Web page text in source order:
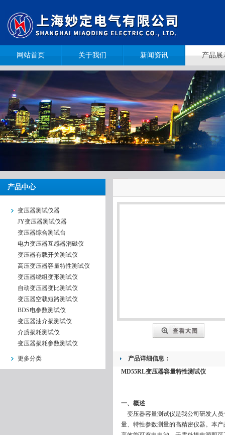
网站首页 关于我们 新闻资讯 产品展
产品中心
变压器测试仪器
JY变压器测试仪器
变压器综合测试台
电力变压器互感器消磁仪
变压器有载开关测试仪
高压变压器容量特性测试仪
变压器绕组变形测试仪
自动变压器变比测试仪
变压器空载短路测试仪
BDS电参数测试仪
变压器油介损测试仪
介质损耗测试仪
变压器损耗参数测试仪
更多分类
产品详细信息：
MD55RL变压器容量特性测试仪
一、 概述
变压器容量测试仪是我公司研发人员
量、特性参数测量的高精密仪器。本